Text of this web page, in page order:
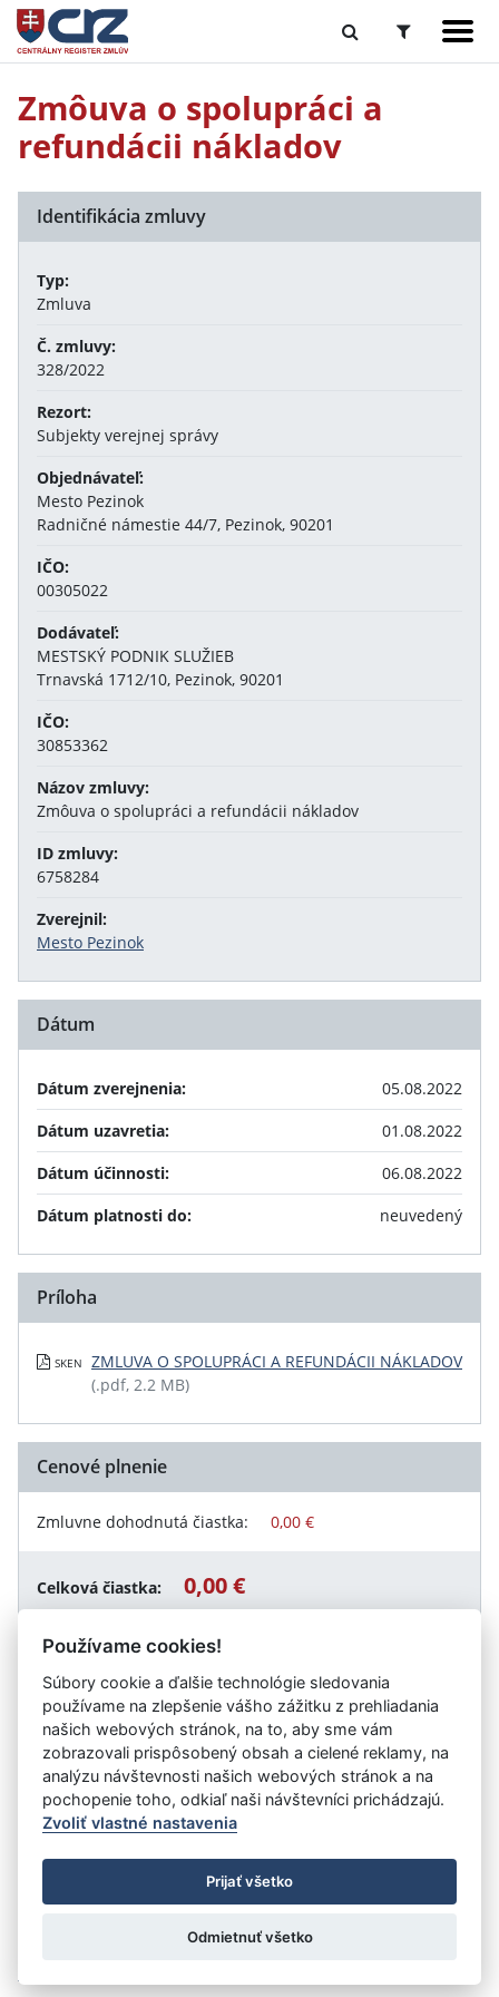
Zmôuva o spolupráci a
refundácii nákladov
Identifikácia zmluvy
Typ:
Zmluva
Č. zmluvy:
328/2022
Rezort:
Subjekty verejnej správy
Objednávateľ:
Mesto Pezinok
Radničné námestie 44/7, Pezinok, 90201
IČO:
00305022
Dodávateľ:
MESTSKÝ PODNIK SLUŽIEB
Trnavská 1712/10, Pezinok, 90201
IČO:
30853362
Názov zmluvy:
Zmôuva o spolupráci a refundácii nákladov
ID zmluvy:
6758284
Zverejnil:
Mesto Pezinok
Dátum
Dátum zverejnenia:
05.08.2022
Dátum uzavretia:
01.08.2022
Dátum účinnosti:
06.08.2022
Dátum platnosti do:
neuvedený
Príloha
SKEN
ZMLUVA O SPOLUPRÁCI A REFUNDÁCII NÁKLADOV
(.pdf, 2.2 MB)
Cenové plnenie
Zmluvne dohodnutá čiastka: 0,00 €
Celková čiastka: 0,00 €
Návrat späť
Vystavil:Mesto Pezinok
Úrad vlády SR
- Všetky práva vyhradené
Prehlásenie o prístupnosti
Zmluvy do 31.12.2010
Nastavenia cookies
: Aglo Solutions
Používame cookies!
Súbory cookie a ďalšie technológie sledovania
používame na zlepšenie vášho zážitku z prehliadania
našich webových stránok, na to, aby sme vám
zobrazovali prispôsobený obsah a cielené reklamy, na
analýzu návštevnosti našich webových stránok a na
pochopenie toho, odkiaľ naši návštevníci prichádzajú.
Zvoliť vlastné nastavenia
Prijať všetko
Odmietnuť všetko